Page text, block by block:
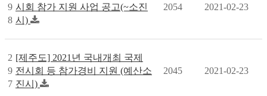
9
8
시회 참가 지원 사업 공고(~소진
시)
2054 2021-02-23
2
9
7
[제주도] 2021년 국내개최 국제
전시회 등 참가경비 지원 (예산소
진시)
2045 2021-02-23